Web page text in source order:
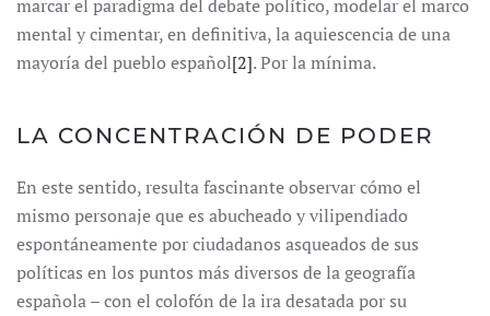
marcar el paradigma del debate político, modelar el marco
mental y cimentar, en definitiva, la aquiescencia de una
mayoría del pueblo español[2]. Por la mínima.
LA CONCENTRACIÓN DE PODER
En este sentido, resulta fascinante observar cómo el
mismo personaje que es abucheado y vilipendiado
espontáneamente por ciudadanos asqueados de sus
políticas en los puntos más diversos de la geografía
española – con el colofón de la ira desatada por su